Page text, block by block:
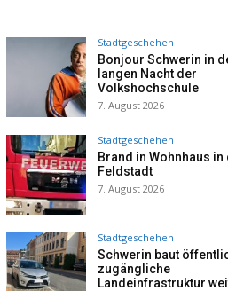
Stadtgeschehen
Bonjour Schwerin in
langen Nacht der
Volkshochschule
7. August 2026
Stadtgeschehen
Brand in Wohnhaus in
Feldstadt
7. August 2026
Stadtgeschehen
Schwerin baut
zugängliche
Landeinfrastruktur